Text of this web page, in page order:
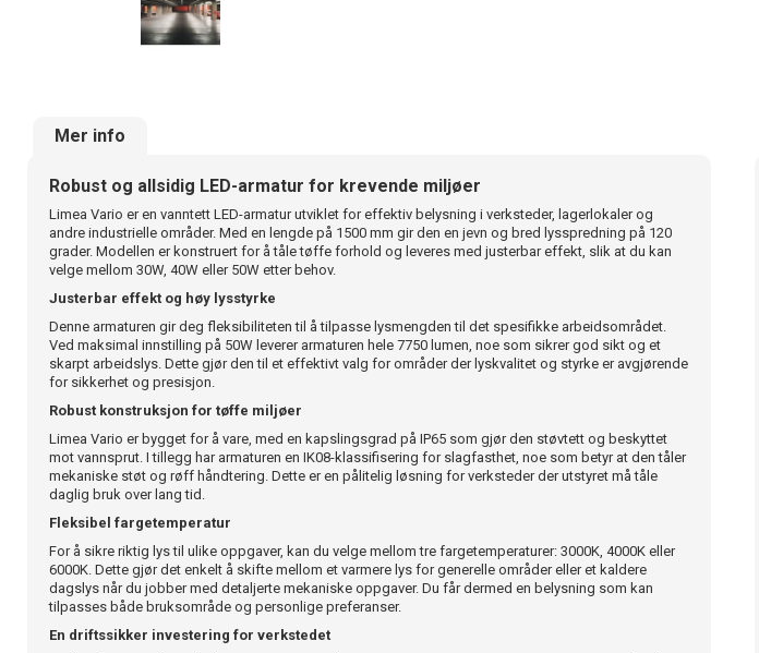
Mer info
Robust og allsidig LED-armatur for krevende miljøer
Limea Vario er en vanntett LED-armatur utviklet for effektiv belysning i verksteder, lagerlokaler og
andre industrielle områder. Med en lengde på 1500 mm gir den en jevn og bred lysspredning på 120
grader. Modellen er konstruert for å tåle tøffe forhold og leveres med justerbar effekt, slik at du kan
velge mellom 30W, 40W eller 50W etter behov.
Justerbar effekt og høy lysstyrke
Denne armaturen gir deg fleksibiliteten til å tilpasse lysmengden til det spesifikke arbeidsområdet.
Ved maksimal innstilling på 50W leverer armaturen hele 7750 lumen, noe som sikrer god sikt og et
skarpt arbeidslys. Dette gjør den til et effektivt valg for områder der lyskvalitet og styrke er avgjørende
for sikkerhet og presisjon.
Robust konstruksjon for tøffe miljøer
Limea Vario er bygget for å vare, med en kapslingsgrad på IP65 som gjør den støvtett og beskyttet
mot vannsprut. I tillegg har armaturen en IK08-klassifisering for slagfasthet, noe som betyr at den tåler
mekaniske støt og røff håndtering. Dette er en pålitelig løsning for verksteder der utstyret må tåle
daglig bruk over lang tid.
Fleksibel fargetemperatur
For å sikre riktig lys til ulike oppgaver, kan du velge mellom tre fargetemperaturer: 3000K, 4000K eller
6000K. Dette gjør det enkelt å skifte mellom et varmere lys for generelle områder eller et kaldere
dagslys når du jobber med detaljerte mekaniske oppgaver. Du får dermed en belysning som kan
tilpasses både bruksområde og personlige preferanser.
En driftssikker investering for verkstedet